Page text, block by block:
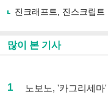
진크래프트, 진스크립
많이 본 기사
1 노보노, '카그리세마